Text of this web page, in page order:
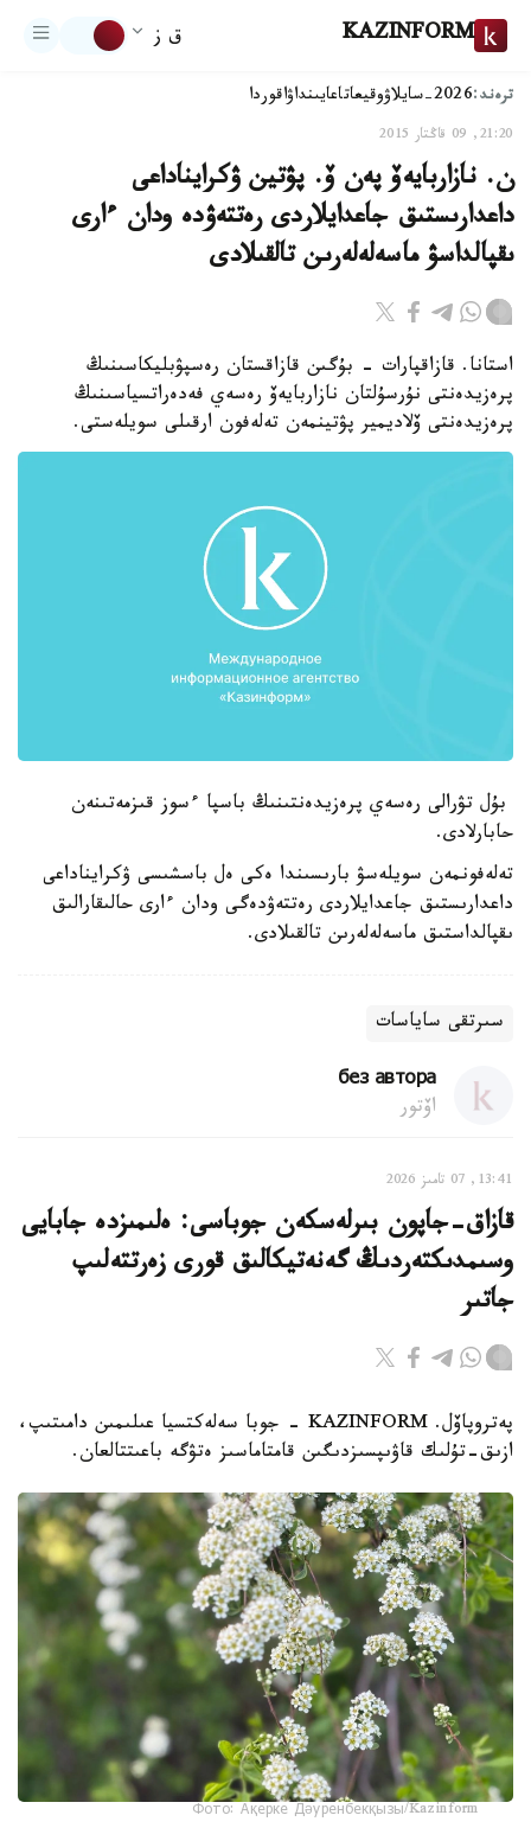
KAZINFORM ق ز
ترەند:2026-سايلاۋ وقيعاتاعايىنداۋاقوردا
21:20, 09 قاڭتار 2015
ن. نازاربايەۆ پەن ۆ. پۋتين ۋكرايناداعى
داعدارىستىق جاعدايلاردى رەتتەۋدە ودان ءارى
ىقپالداسۋ ماسەلەلەرىن تالقىلادى
استانا. قازاقپارات - بۇگىن قازاقستان رەسپۋبليكاسىنىڭ
پرەزيدەنتى نۇرسۇلتان نازاربايەۆ رەسەي فەدەراتسياسىنىڭ
پرەزيدەنتى ۆلاديمير پۋتينمەن تەلەفون ارقىلى سويلەستى.
بۇل تۋرالى رەسەي پرەزيدەنتىنىڭ باسپا ءسوز قىزمەتىنەن
حابارلادى.
تەلەفونمەن سويلەسۋ بارىسىندا ەكى ەل باسشىسى ۋكرايناداعى
داعدارىستىق جاعدايلاردى رەتتەۋدەگى ودان ءارى حالىقارالىق
ىقپالداستىق ماسەلەلەرىن تالقىلادى.
سىرتقى ساياسات
без автора
اۆتور
13:41, 07 تامىز 2026
قازاق-جاپون بىرلەسكەن جوباسى: ەلىمىزدە جابايى
وسىمدىكتەردىڭ گەنەتيكالىق قورى زەرتتەلىپ
جاتىر
پەتروپاۆل. KAZINFORM - جوبا سەلەكتسيا عىلىمىن دامىتىپ،
ازىق-تۇلىك قاۋىپسىزدىگىن قامتاماسىز ەتۋگە باعىتتالعان.
Фото: Ақерке Дәуренбекқызы/Kazinform